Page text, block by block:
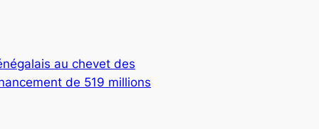
au chevet des
de 519 millions